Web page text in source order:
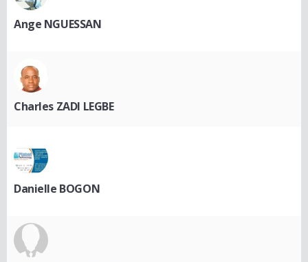
Ange NGUESSAN
Charles ZADI LEGBE
Danielle BOGON